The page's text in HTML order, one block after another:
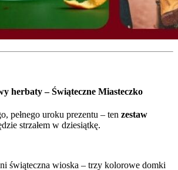
herbaty – Świąteczne Miasteczko
pełnego uroku prezentu – ten zestaw
strzałem w dziesiątkę.
świąteczna wioska – trzy kolorowe domki